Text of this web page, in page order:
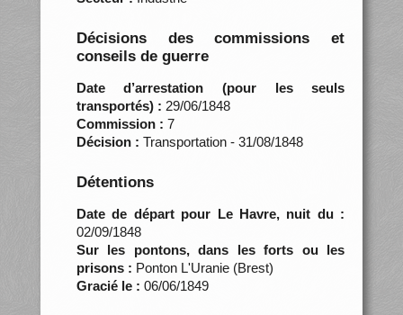
Décisions des commissions et
conseils de guerre
Date d’arrestation (pour les seuls
transportés) : 29/06/1848
Commission : 7
Décision : Transportation - 31/08/1848
Détentions
Date de départ pour Le Havre, nuit du :
02/09/1848
Sur les pontons, dans les forts ou les
prisons : Ponton L'Uranie (Brest)
Gracié le : 06/06/1849